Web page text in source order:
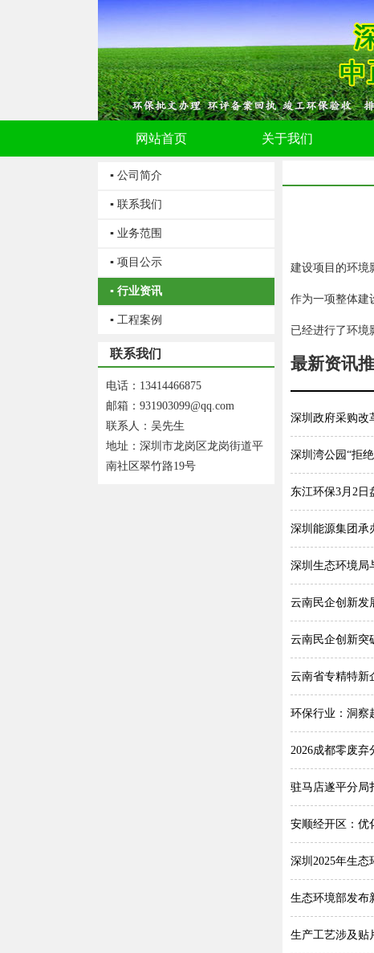
网站首页 关于我们
▪ 公司简介
▪ 联系我们
▪ 业务范围
▪ 项目公示
▪ 行业资讯
▪ 工程案例
联系我们
电话：13414466875
邮箱：931903099@qq.com
联系人：吴先生
地址：深圳市龙岗区龙岗街道平
南社区翠竹路19号
建设项目的环境
作为一项整体建
已经进行了环境
最新资讯
深圳政府采购改
深圳湾公园“拒
东江环保3月2日
深圳能源集团承
深圳生态环境局
云南民企创新发
云南民企创新突
云南省专精特新
环保行业：洞察
2026成都零废
驻马店遂平分局
安顺经开区：优
深圳2025年生
生态环境部发布
生产工艺涉及贴